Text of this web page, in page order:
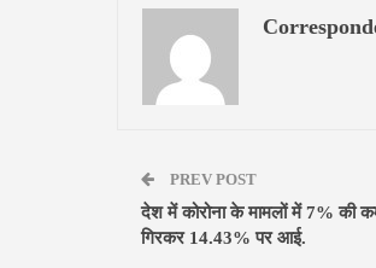
PREV POST
देश में कोरोना के मामलों में 7% की
गिरकर 14.43% पर आई.